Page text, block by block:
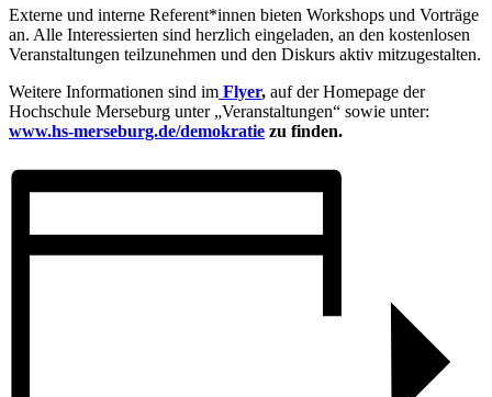
Externe und interne Referent*innen bieten Workshops und Vorträge
an. Alle Interessierten sind herzlich eingeladen, an den kostenlosen
Veranstaltungen teilzunehmen und den Diskurs aktiv mitzugestalten.
Weitere Informationen sind im Flyer, auf der Homepage der
Hochschule Merseburg unter „Veranstaltungen“ sowie unter:
www.hs-merseburg.de/demokratie zu finden.